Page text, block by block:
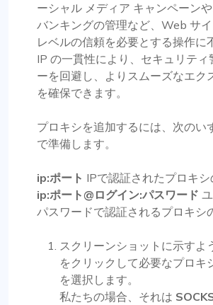
ーシャル メディア キャンペーン
バンキングの管理など、Web サ
レベルの信頼を必要とする操作に
IP の一貫性により、セキュリティ
ーを回避し、よりスムーズなエク
を確保できます。
プロキシを追加するには、次のい
で準備します。
ip:ポート IPで認証されたプロキシ
ip:ポート@ログイン:パスワード
パスワードで認証されるプロキシ
スクリーンショットに示すよ
をクリックして必要なプロキ
を選択します。
私たちの場合、それは